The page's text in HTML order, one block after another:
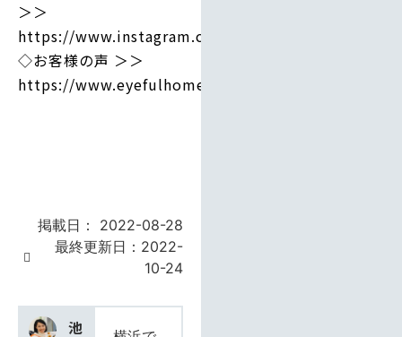
＞＞
https://www.instagram.com/eyefulhome_official/
◇お客様の声 ＞＞
https://www.eyefulhome.jp/owner/
掲載日：
2022-08-28
最終更新日：2022-
10-24
池